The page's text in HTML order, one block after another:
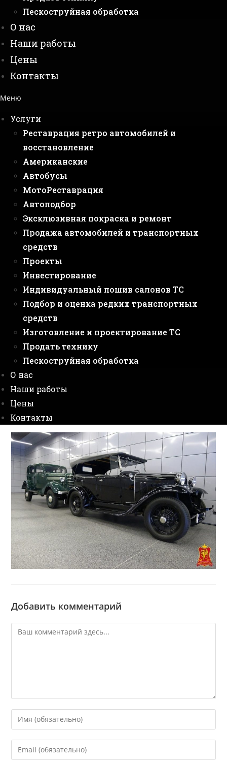
Пескоструйная обработка
О нас
Наши работы
Цены
Контакты
Меню
Услуги
Реставрация ретро автомобилей и
восстановление
Американские
Автобусы
МотоРеставрация
Автоподбор
Эксклюзивная покраска и ремонт
Продажа автомобилей и транспортных
средств
Проекты
Инвестирование
Индивидуальный пошив салонов ТС
Подбор и оценка редких транспортных
средств
Изготовление и проектирование ТС
Продать технику
Пескоструйная обработка
О нас
Наши работы
Цены
Контакты
Добавить комментарий
Комментарий
Введите
свое
имя
или
Введите
свой